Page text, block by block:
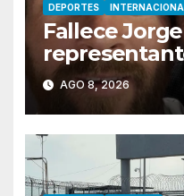
DEPORTES
Fallece
Messi, en
AGO 8, 2026